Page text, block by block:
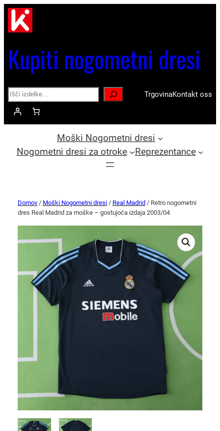
Kupiti nogometni dresi
Search TrgovinaKontakt oss
Moški Nogometni dresi
Nogometni dresi za otroke
Reprezentance
Domov / Moški Nogometni dresi / Real Madrid / Retro nogometni
dres Real Madrid za moške – gostujoča izdaja 2003/04